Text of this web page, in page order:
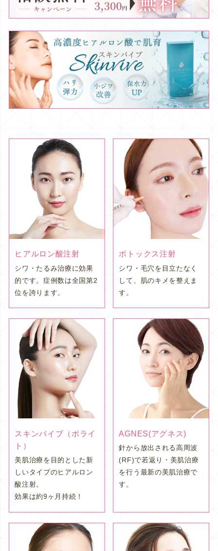
ヒアルロン酸注射
シワ・たるみ治療に効果
的です。症例数は全国第2
位を誇ります。
ボトックス注射
シワ・毛穴を目立たなく
して、肌のキメを整えま
す。
スキンバイブ（ボライ
ト）
美肌治療を目的とした新
しいタイプのヒアルロン
酸注射。
効果は約9ヶ月持続！
AGNES(アグネス)
針から放出される高周波
(RF)で若返り・美肌治療
を行う最新の美肌治療で
す。